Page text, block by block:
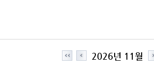
2026년 11월